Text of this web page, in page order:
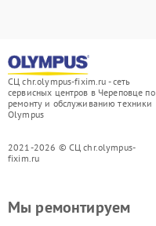
СЦ chr.olympus-fixim.ru - сеть
сервисных центров в Череповце по
ремонту и обслуживанию техники
Olympus
2021-2026 © СЦ chr.olympus-
fixim.ru
Мы ремонтируем